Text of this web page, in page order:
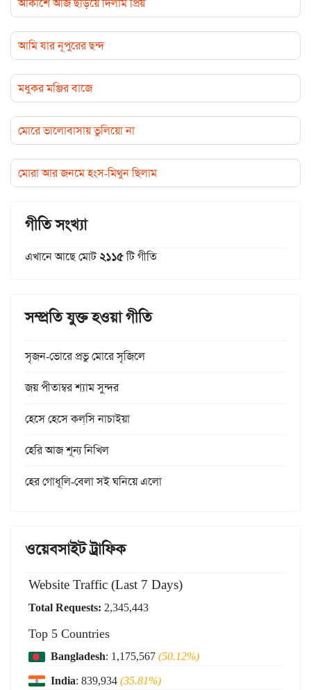
আকাশে আজ ছড়িয়ে দিলাম প্রিয়
আমি যার নূপুরের ছন্দ
মধুকর মঞ্জির বাজে
মোরে ভালোবাসায় ভুলিয়ো না
মোরা আর জনমে হংস-মিথুন ছিলাম
গীতি সংখ্যা
এখানে আছে মোট২১১৫টি গীতি
সম্প্রতি যুক্ত হওয়া গীতি
সৃজন-ভোরে প্রভু মোরে সৃজিলে
জয় পীতাম্বর শ্যাম সুন্দর
হেসে হেসে কল্‌সি নাচাইয়া
হেরি আজ শূন্য নিখিল
হের গোধূলি-বেলা সই ঘনিয়ে এলো
ওয়েবসাইট ট্রাফিক
Website Traffic (Last 7 Days)
Total Requests: 2,345,443
Top 5 Countries
Bangladesh: 1,175,567(50.12%)
India: 839,934(35.81%)